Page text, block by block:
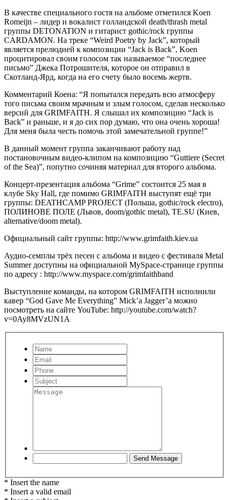
В качестве специального гостя на альбоме отметился Koen
Romeijn – лидер и вокалист голландской death/thrash metal
группы DETONATION и гитарист gothic/rock группы
CARDAMON. На треке “Weird Poetry by Jack”, который
является прелюдией к композиции “Jack is Back”, Koen
процитировал своим голосом так называемое “последнее
письмо” Джека Потрошителя, которое он отправил в
Скотланд-Ярд, когда на его счету было восемь жертв.
Комментарий Коена: “Я попытался передать всю атмосферу
того письма своим мрачным и злым голосом, сделав несколько
версий для GRIMFAITH. Я слышал их композицию “Jack is
Back” и раньше, и я до сих пор думаю, что она очень хороша!
Для меня была честь помочь этой замечательной группе!”
В данный момент группа заканчивают работу над
постановочным видео-клипом на композицию “Guttiere (Secret
of the Sea)”, попутно сочиняя материал для второго альбома.
Концерт-презентация альбома “Grime” состоится 25 мая в
клубе Sky Hall, где помимо GRIMFAITH выступят ещё три
группы: DEATHCAMP PROJECT (Польша, gothic/rock electro),
ПОЛИНОВЕ ПОЛЕ (Львов, doom/gothic metal), TE.SU (Киев,
alternative/doom metal).
Официальный сайт группы: http://www.grimfaith.kiev.ua
Аудио-семплы трёх песен с альбома и видео с фестиваля Metal
Summer доступны на официальной MySpace-странице группы
по адресу : http://www.myspace.com/grimfaithband
Выступление команды, на котором GRIMFAITH исполнили
кавер “God Gave Me Everything” Mick’a Jagger’a можно
посмотреть на сайте YouTube: http://youtube.com/watch?
v=0Ay8MVzUN1A
* Insert the name
* Insert a valid email